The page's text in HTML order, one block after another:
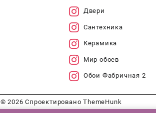
Двери
Сантехника
Керамика
Мир обоев
Обои Фабричная 2
© 2026Спроектировано ThemeHunk